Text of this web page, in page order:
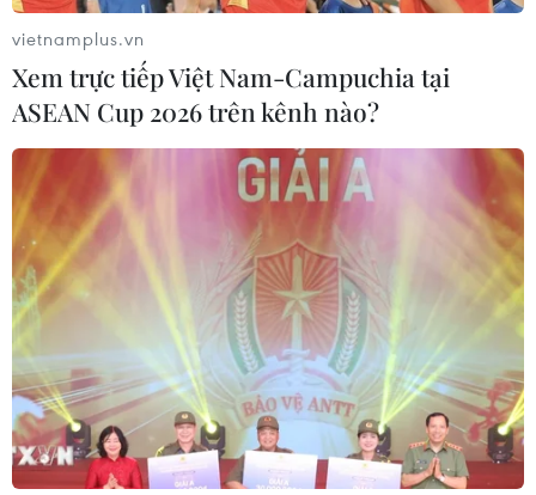
máy, một phụ nữ tử vong
12/06/2021 15:18
Khoảng 17 giờ 30 ngày 12/6, trên tuyến đường tránh Gia
Nghĩa, đoạn qua Tổ 5, phường Nghĩa Trung, thành phố
Gia Nghĩa, một vụ tai nạn giao thông nghiêm trọng xảy
ra, làm một người phụ nữ tử vong.
vietnamplus.vn
Xem trực tiếp Việt Nam-Campuchia tại
ASEAN Cup 2026 trên kênh nào?